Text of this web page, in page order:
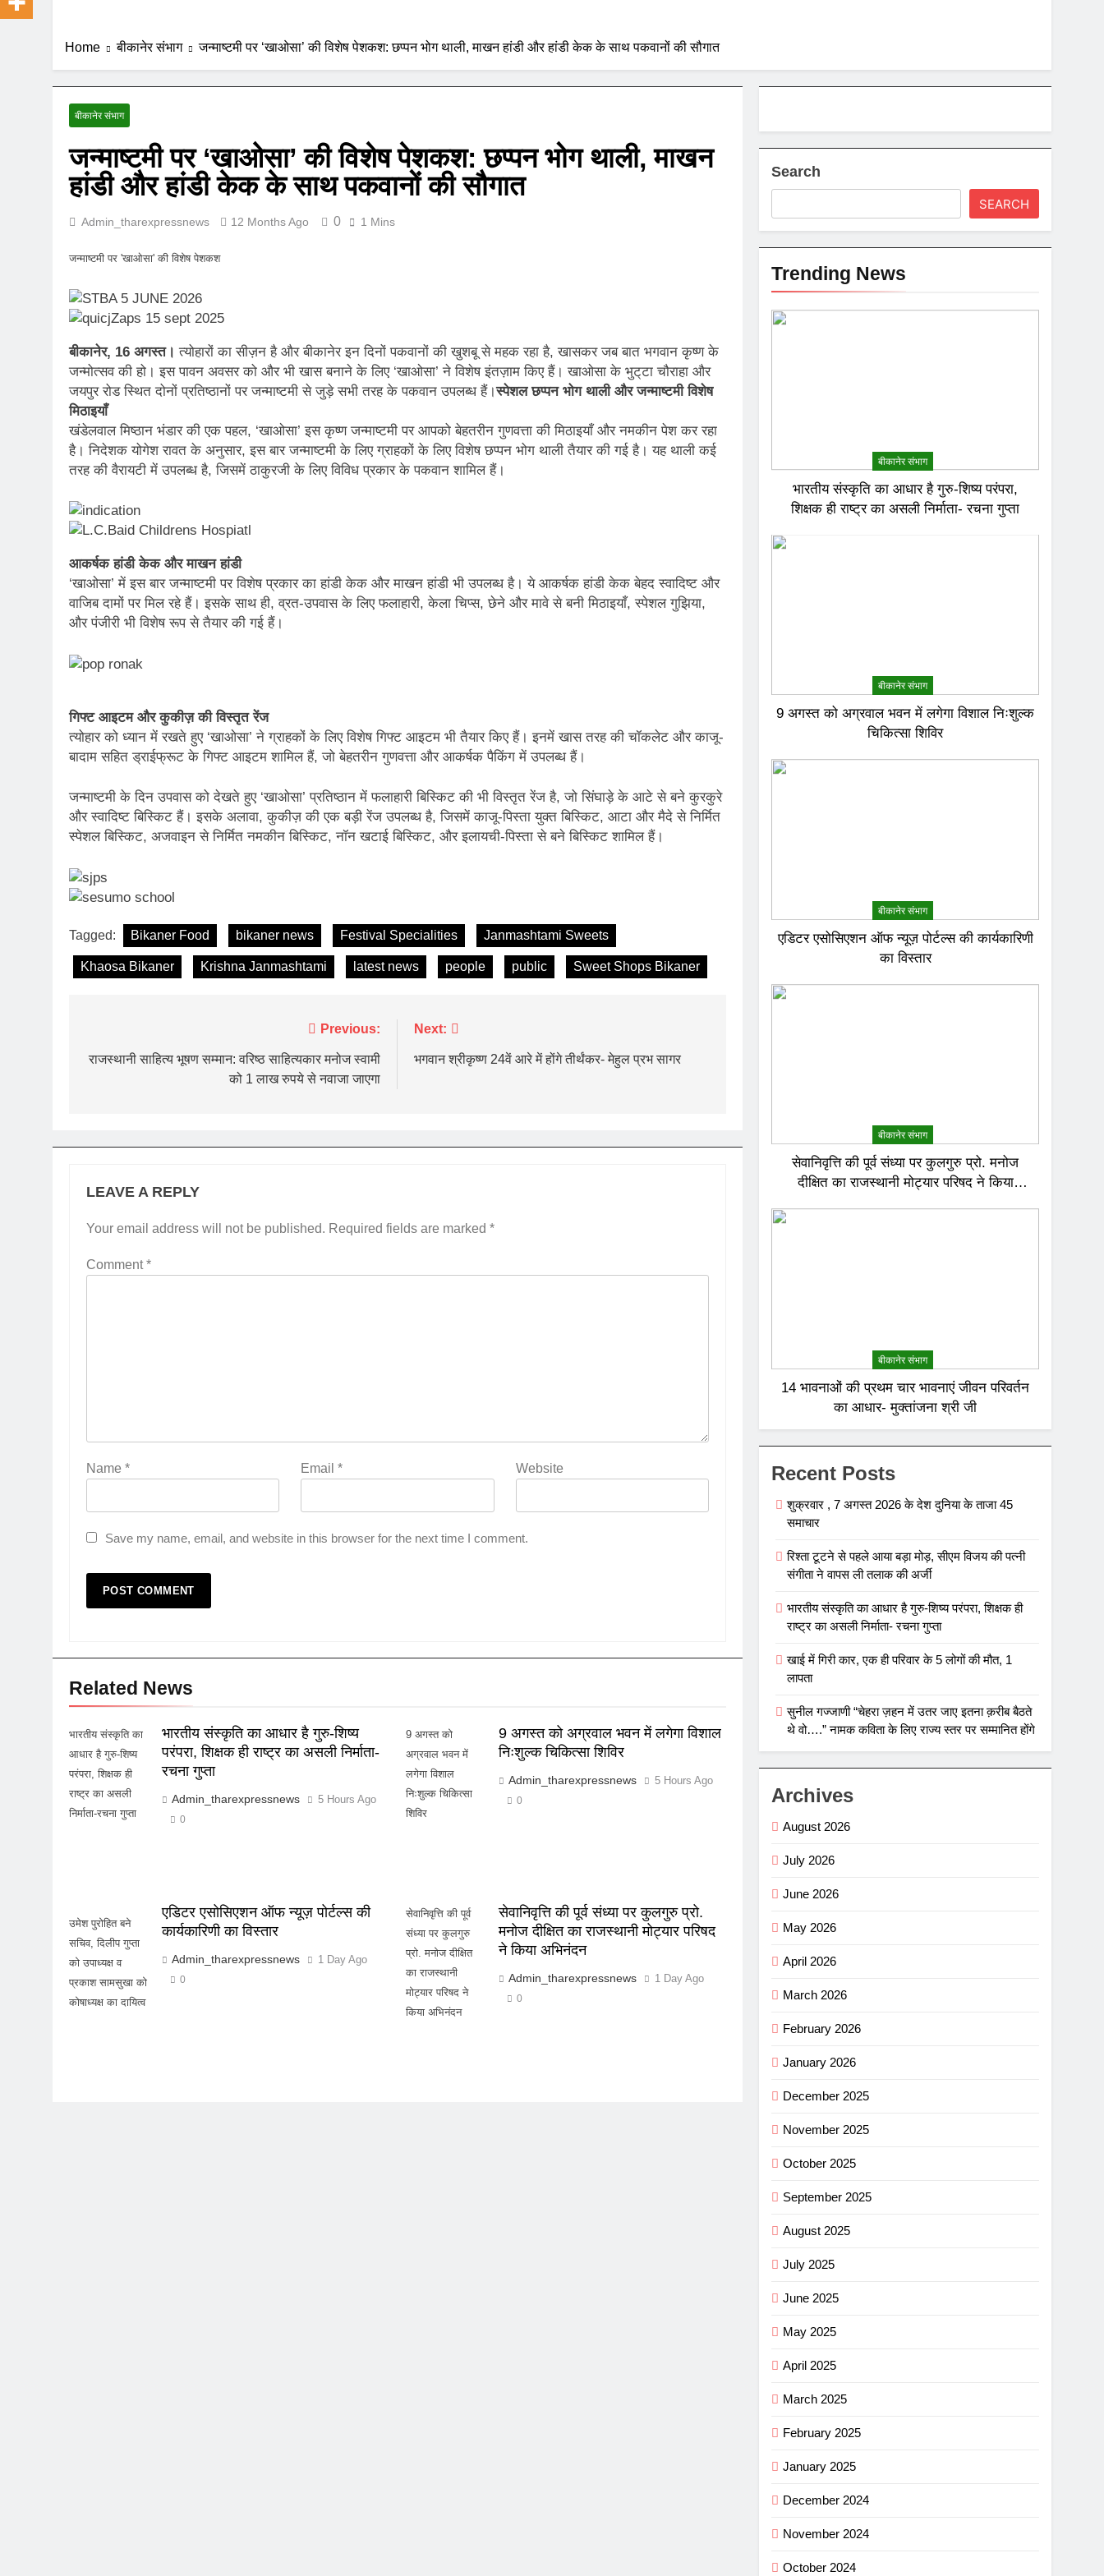
Home बीकानेर संभाग जन्माष्टमी पर ‘खाओसा’ की विशेष पेशकश: छप्पन भोग थाली, माखन हांडी और हांडी केक के साथ पकवानों की सौगात
बीकानेर संभाग
जन्माष्टमी पर ‘खाओसा’ की विशेष पेशकश: छप्पन भोग थाली, माखन
हांडी और हांडी केक के साथ पकवानों की सौगात
Admin_tharexpressnews 12 Months Ago 0 1 Mins
जन्माष्टमी पर 'खाओसा' की विशेष पेशकश
बीकानेर, 16 अगस्त। त्योहारों का सीज़न है और बीकानेर इन दिनों पकवानों की खुशबू से महक रहा है, खासकर जब बात भगवान कृष्ण के
जन्मोत्सव की हो। इस पावन अवसर को और भी खास बनाने के लिए ‘खाओसा’ ने विशेष इंतज़ाम किए हैं। खाओसा के भुट्‌टा चौराहा और
जयपुर रोड स्थित दोनों प्रतिष्ठानों पर जन्माष्टमी से जुड़े सभी तरह के पकवान उपलब्ध हैं।स्पेशल छप्पन भोग थाली और जन्माष्टमी विशेष
मिठाइयाँ
खंडेलवाल मिष्ठान भंडार की एक पहल, ‘खाओसा’ इस कृष्ण जन्माष्टमी पर आपको बेहतरीन गुणवत्ता की मिठाइयाँ और नमकीन पेश कर रहा
है। निदेशक योगेश रावत के अनुसार, इस बार जन्माष्टमी के लिए ग्राहकों के लिए विशेष छप्पन भोग थाली तैयार की गई है। यह थाली कई
तरह की वैरायटी में उपलब्ध है, जिसमें ठाकुरजी के लिए विविध प्रकार के पकवान शामिल हैं।
आकर्षक हांडी केक और माखन हांडी
‘खाओसा’ में इस बार जन्माष्टमी पर विशेष प्रकार का हांडी केक और माखन हांडी भी उपलब्ध है। ये आकर्षक हांडी केक बेहद स्वादिष्ट और
वाजिब दामों पर मिल रहे हैं। इसके साथ ही, व्रत-उपवास के लिए फलाहारी, केला चिप्स, छेने और मावे से बनी मिठाइयाँ, स्पेशल गुझिया,
और पंजीरी भी विशेष रूप से तैयार की गई हैं।
गिफ्ट आइटम और कुकीज़ की विस्तृत रेंज
त्योहार को ध्यान में रखते हुए ‘खाओसा’ ने ग्राहकों के लिए विशेष गिफ्ट आइटम भी तैयार किए हैं। इनमें खास तरह की चॉकलेट और काजू-
बादाम सहित ड्राईफ्रूट के गिफ्ट आइटम शामिल हैं, जो बेहतरीन गुणवत्ता और आकर्षक पैकिंग में उपलब्ध हैं।
जन्माष्टमी के दिन उपवास को देखते हुए ‘खाओसा’ प्रतिष्ठान में फलाहारी बिस्किट की भी विस्तृत रेंज है, जो सिंघाड़े के आटे से बने कुरकुरे
और स्वादिष्ट बिस्किट हैं। इसके अलावा, कुकीज़ की एक बड़ी रेंज उपलब्ध है, जिसमें काजू-पिस्ता युक्त बिस्किट, आटा और मैदे से निर्मित
स्पेशल बिस्किट, अजवाइन से निर्मित नमकीन बिस्किट, नॉन खटाई बिस्किट, और इलायची-पिस्ता से बने बिस्किट शामिल हैं।
Tagged: Bikaner Food bikaner news Festival Specialities Janmashtami Sweets
Khaosa Bikaner Krishna Janmashtami latest news people public Sweet Shops Bikaner
navigation
Previous:
राजस्थानी साहित्य भूषण सम्मान: वरिष्ठ साहित्यकार मनोज स्वामी
को 1 लाख रुपये से नवाजा जाएगा
Next:
भगवान श्रीकृष्ण 24वें आरे में होंगे तीर्थंकर- मेहुल प्रभ सागर
LEAVE A REPLY
Your email address will not be published. Required fields are marked *
Comment*
Name * Email* Website
Save my name, email, and website in this browser for the next time I comment.
Related News
भारतीय संस्कृति का
आधार है गुरु-शिष्य
परंपरा, शिक्षक ही
राष्ट्र का असली
निर्माता-रचना गुप्ता
भारतीय संस्कृति का आधार है गुरु-शिष्य
परंपरा, शिक्षक ही राष्ट्र का असली निर्माता-
रचना गुप्ता
Admin_tharexpressnews 5 Hours Ago
0
9 अगस्त को
अग्रवाल भवन में
लगेगा विशाल
निःशुल्क चिकित्सा
शिविर
9 अगस्त को अग्रवाल भवन में लगेगा विशाल
निःशुल्क चिकित्सा शिविर
Admin_tharexpressnews 5 Hours Ago
0
उमेश पुरोहित बने
सचिव, दिलीप गुप्ता
को उपाध्यक्ष व
प्रकाश सामसुखा को
कोषाध्यक्ष का दायित्व
एडिटर एसोसिएशन ऑफ न्यूज़ पोर्टल्स की
कार्यकारिणी का विस्तार
Admin_tharexpressnews 1 Day Ago
0
सेवानिवृत्ति की पूर्व
संध्या पर कुलगुरु
प्रो. मनोज दीक्षित
का राजस्थानी
मोट्यार परिषद ने
किया अभिनंदन
सेवानिवृत्ति की पूर्व संध्या पर कुलगुरु प्रो.
मनोज दीक्षित का राजस्थानी मोट्यार परिषद
ने किया अभिनंदन
Admin_tharexpressnews 1 Day Ago
0
Search
SEARCH
Trending News
बीकानेर संभाग
भारतीय संस्कृति का आधार है गुरु-शिष्य परंपरा,
शिक्षक ही राष्ट्र का असली निर्माता- रचना गुप्ता
बीकानेर संभाग
9 अगस्त को अग्रवाल भवन में लगेगा विशाल निःशुल्क
चिकित्सा शिविर
बीकानेर संभाग
एडिटर एसोसिएशन ऑफ न्यूज़ पोर्टल्स की कार्यकारिणी
का विस्तार
बीकानेर संभाग
सेवानिवृत्ति की पूर्व संध्या पर कुलगुरु प्रो. मनोज
दीक्षित का राजस्थानी मोट्यार परिषद ने किया
बीकानेर संभाग
14 भावनाओं की प्रथम चार भावनाएं जीवन परिवर्तन
का आधार- मुक्तांजना श्री जी
Recent Posts
शुक्रवार , 7 अगस्त 2026 के देश दुनिया के ताजा 45
समाचार
रिश्ता टूटने से पहले आया बड़ा मोड़, सीएम विजय की पत्नी
संगीता ने वापस ली तलाक की अर्जी
भारतीय संस्कृति का आधार है गुरु-शिष्य परंपरा, शिक्षक ही
राष्ट्र का असली निर्माता- रचना गुप्ता
खाई में गिरी कार, एक ही परिवार के 5 लोगों की मौत, 1
लापता
सुनील गज्जाणी “चेहरा ज़हन में उतर जाए इतना क़रीब बैठते
थे वो….” नामक कविता के लिए राज्य स्तर पर सम्मानित होंगे
Archives
August 2026
July 2026
June 2026
May 2026
April 2026
March 2026
February 2026
January 2026
December 2025
November 2025
October 2025
September 2025
August 2025
July 2025
June 2025
May 2025
April 2025
March 2025
February 2025
January 2025
December 2024
November 2024
October 2024